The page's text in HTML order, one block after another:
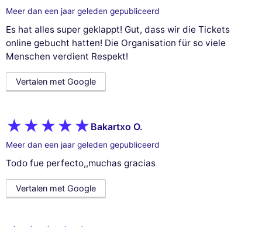
Meer dan een jaar geleden gepubliceerd
Es hat alles super geklappt! Gut, dass wir die Tickets
online gebucht hatten! Die Organisation für so viele
Menschen verdient Respekt!
Vertalen met Google
Bakartxo O.
Meer dan een jaar geleden gepubliceerd
Todo fue perfecto,,muchas gracias
Vertalen met Google